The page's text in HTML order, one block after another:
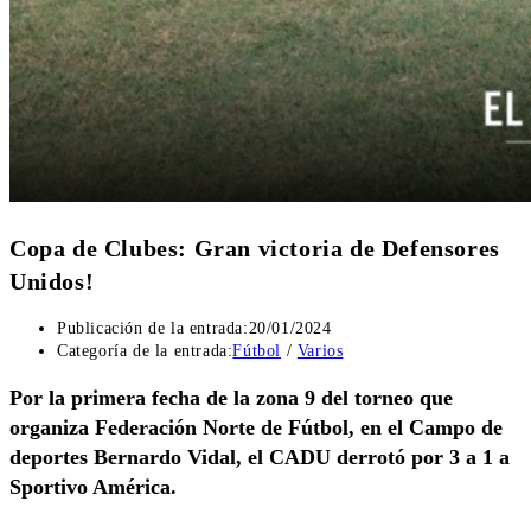
Copa de Clubes: Gran victoria de Defensores
Unidos!
Publicación de la entrada:20/01/2024
Categoría de la entrada:Fútbol / Varios
Por la primera fecha de la zona 9 del torneo que
organiza Federación Norte de Fútbol, en el Campo de
deportes Bernardo Vidal, el CADU derrotó por 3 a 1 a
Sportivo América.